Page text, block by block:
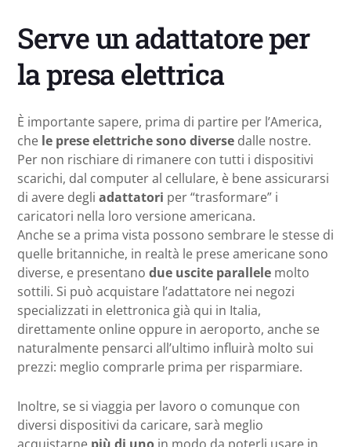
Serve un adattatore per
la presa elettrica
È importante sapere, prima di partire per l’America,
che le prese elettriche sono diverse dalle nostre.
Per non rischiare di rimanere con tutti i dispositivi
scarichi, dal computer al cellulare, è bene assicurarsi
di avere degli adattatori per “trasformare” i
caricatori nella loro versione americana.
Anche se a prima vista possono sembrare le stesse di
quelle britanniche, in realtà le prese americane sono
diverse, e presentano due uscite parallele molto
sottili. Si può acquistare l’adattatore nei negozi
specializzati in elettronica già qui in Italia,
direttamente online oppure in aeroporto, anche se
naturalmente pensarci all’ultimo influirà molto sui
prezzi: meglio comprarle prima per risparmiare.
Inoltre, se si viaggia per lavoro o comunque con
diversi dispositivi da caricare, sarà meglio